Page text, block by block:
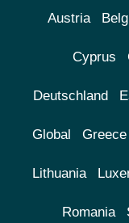
Austria
Cyprus
Deutschland
Global Greece
Lithuania
Romania